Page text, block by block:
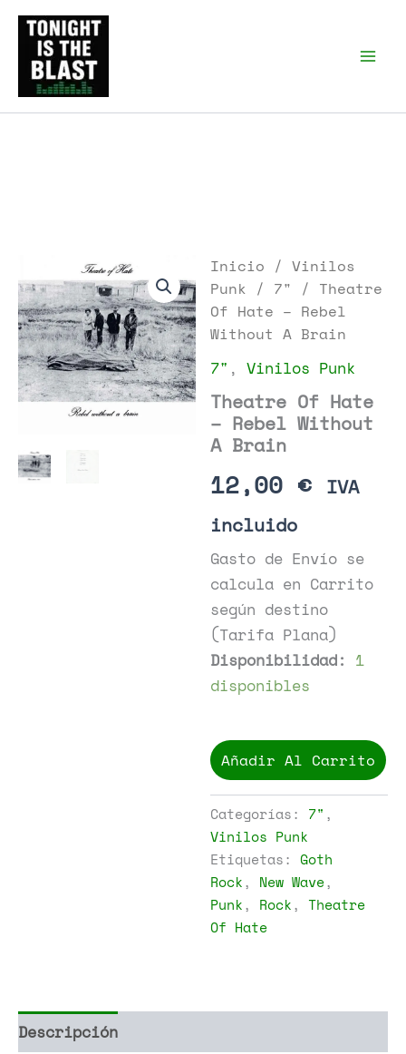
contenido
Inicio /Vinilos
Punk / 7" / Theatre
Of Hate – Rebel
Without A Brain
7" ,Vinilos Punk
Theatre Of Hate
– Rebel Without
A Brain
12,00 € IVA
incluido
Gasto de Envío se
calcula en Carrito
según destino
(Tarifa Plana)
Disponibilidad: 1
disponibles
Of
Hate
Rebel
Without
A
Brain
cantidad
Añadir Al Carrito
Categorías: 7" ,
Vinilos Punk
Etiquetas:Goth
Rock, New Wave,
Punk, Rock,Theatre
Of Hate
Descripción